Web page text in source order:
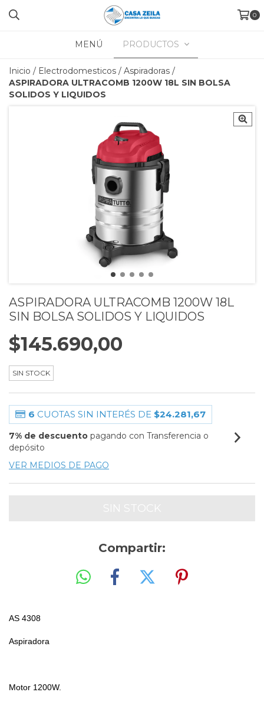
0
MENÚ PRODUCTOS
Inicio / Electrodomesticos / Aspiradoras /
ASPIRADORA ULTRACOMB 1200W 18L SIN BOLSA
SOLIDOS Y LIQUIDOS
ASPIRADORA ULTRACOMB 1200W 18L
SIN BOLSA SOLIDOS Y LIQUIDOS
$145.690,00
SIN STOCK
6 CUOTAS SIN INTERÉS DE $24.281,67
7% de descuento pagando con Transferencia o
depósito
VER MEDIOS DE PAGO
Compartir:
AS 4308
Aspiradora
Motor 1200W.